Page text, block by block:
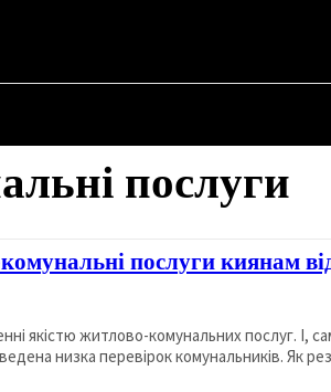
послуги
комунальні послуги киянам
якістю житлово-комунальних послуг. І,
низка перевірок комунальників. Як